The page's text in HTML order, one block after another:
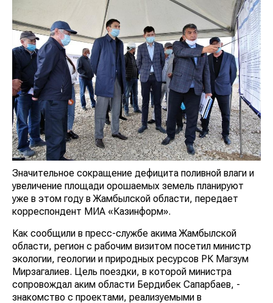
Значительное сокращение дефицита поливной влаги и
увеличение площади орошаемых земель планируют
уже в этом году в Жамбылской области, передает
корреспондент МИА «Казинформ».
Как сообщили в пресс-службе акима Жамбылской
области, регион с рабочим визитом посетил министр
экологии, геологии и природных ресурсов РК Магзум
Мирзагалиев. Цель поездки, в которой министра
сопровождал аким области Бердибек Сапарбаев, -
знакомство с проектами, реализуемыми в